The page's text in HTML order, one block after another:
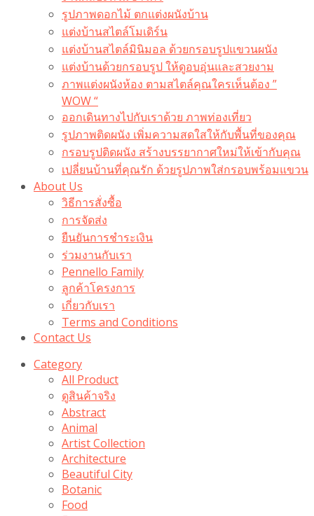
รูปภาพดอกไม้ ตกแต่งผนังบ้าน
แต่งบ้านสไตล์โมเดิร์น
แต่งบ้านสไตล์มินิมอล ด้วยกรอบรูปแขวนผนัง
แต่งบ้านด้วยกรอบรูป ให้ดูอบอุ่นและสวยงาม
ภาพแต่งผนังห้อง ตามสไตล์คุณใครเห็นต้อง ”
WOW “
ออกเดินทางไปกับเราด้วย ภาพท่องเที่ยว
รูปภาพติดผนัง เพิ่มความสดใสให้กับพื้นที่ของคุณ
กรอบรูปติดผนัง สร้างบรรยากาศใหม่ให้เข้ากับคุณ
เปลี่ยนบ้านที่คุณรัก ด้วยรูปภาพใส่กรอบพร้อมแขวน​
About Us
วิธีการสั่งซื้อ
การจัดส่ง
ยืนยันการชำระเงิน
ร่วมงานกับเรา
Pennello Family
ลูกค้าโครงการ
เกี่ยวกับเรา
Terms and Conditions
Contact Us
Category
All Product
ดูสินค้าจริง
Abstract
Animal
Artist Collection
Architecture
Beautiful City
Botanic
Food